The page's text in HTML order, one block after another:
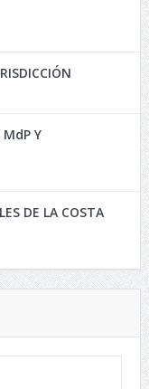
MdP Y
DE LA COSTA